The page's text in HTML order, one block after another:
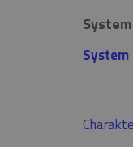
System